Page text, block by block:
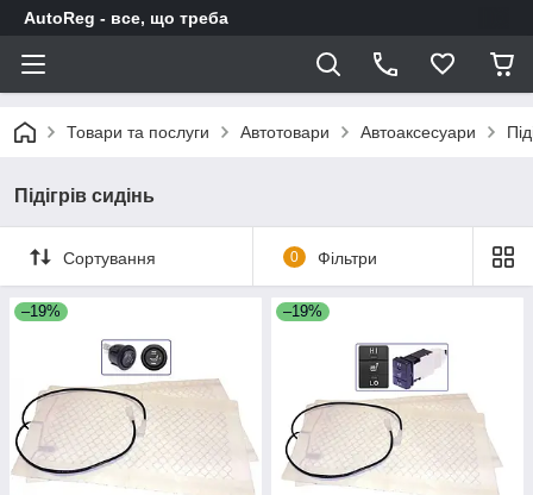
AutoReg - все, що треба
Товари та послуги Автотовари Автоаксесуари
Підігрів сидінь
Сортування 0 Фільтри
–19% –19%